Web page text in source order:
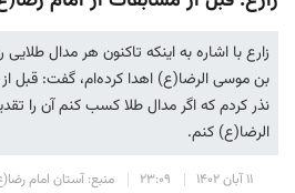
زارع با اشاره به اینکه تاکنون هر مدال
بن موسی الرضا(ع) اهدا کرده‌ام، گفت: قبل
نذر کردم که اگر مدال طلا کسب کنم آن را
الرضا(ع) کنم.
۱۱ آبان ۱۴۰۲ ۲۳:۰۹ منبع: آستان امام